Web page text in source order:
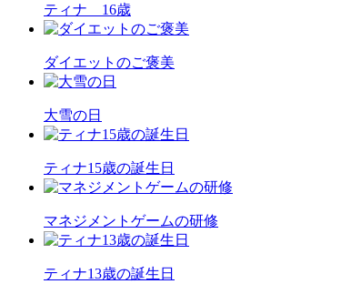
ティナ 16歳
ダイエットのご褒美
大雪の日
ティナ15歳の誕生日
マネジメントゲームの研修
ティナ13歳の誕生日